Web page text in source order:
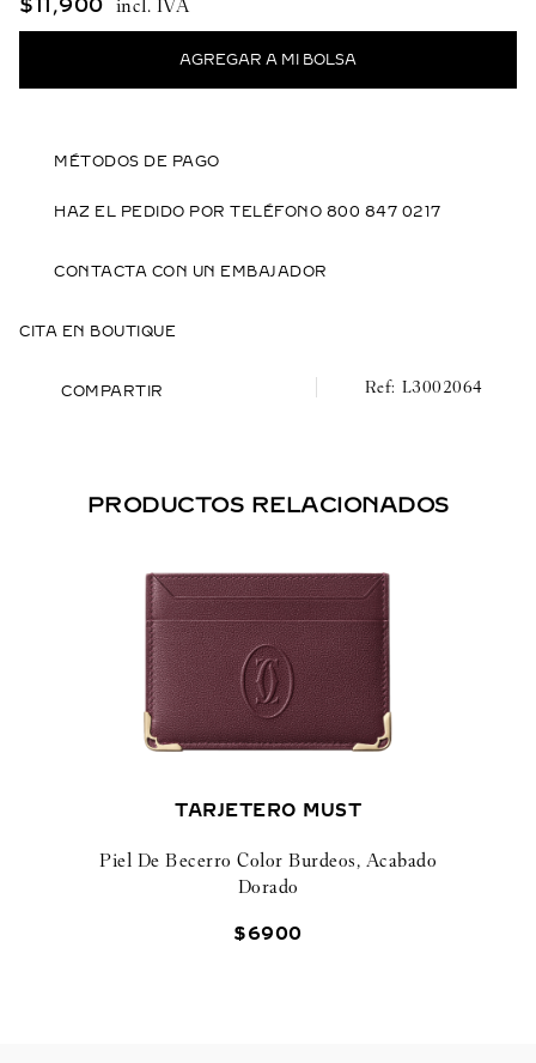
$11 ,900
MÉTODOS DE PAGO
HAZ EL PEDIDO POR TELÉFONO 800 847 0217
CONTACTA CON UN EMBAJADOR
CITA EN BOUTIQUE
COMPARTIR L3002064
PRODUCTOS RELACIONADOS
TARJETERO MUST
Piel De Becerro Color Burdeos, Acabado
Dorado
$6900